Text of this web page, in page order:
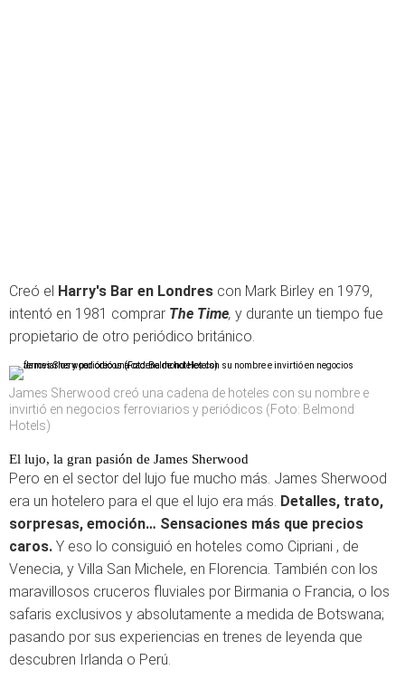
Creó el Harry's Bar en Londres con Mark Birley en 1979,
intentó en 1981 comprar The Time, y durante un tiempo fue
propietario de otro periódico británico.
James Sherwood creó una cadena de hoteles con su nombre e
invirtió en negocios ferroviarios y periódicos (Foto: Belmond
Hotels)
El lujo, la gran pasión de James Sherwood
Pero en el sector del lujo fue mucho más. James Sherwood
era un hotelero para el que el lujo era más. Detalles, trato,
sorpresas, emoción… Sensaciones más que precios
caros. Y eso lo consiguió en hoteles como Cipriani , de
Venecia, y Villa San Michele, en Florencia. También con los
maravillosos cruceros fluviales por Birmania o Francia, o los
safaris exclusivos y absolutamente a medida de Botswana;
pasando por sus experiencias en trenes de leyenda que
descubren Irlanda o Perú.